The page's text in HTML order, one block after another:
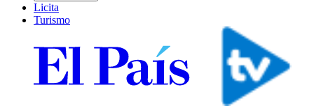
Licita
Turismo